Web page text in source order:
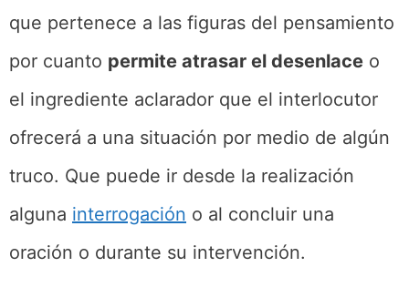
que pertenece a las figuras del pensamiento
por cuanto permite atrasar el desenlace o
el ingrediente aclarador que el interlocutor
ofrecerá a una situación por medio de algún
truco. Que puede ir desde la realización
alguna interrogación o al concluir una
oración o durante su intervención.